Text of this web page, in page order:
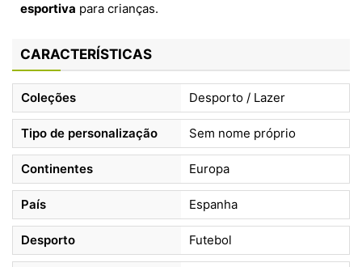
esportiva para crianças.
CARACTERÍSTICAS
Coleções Desporto / Lazer
Tipo de personalização Sem nome próprio
Continentes Europa
País Espanha
Desporto Futebol